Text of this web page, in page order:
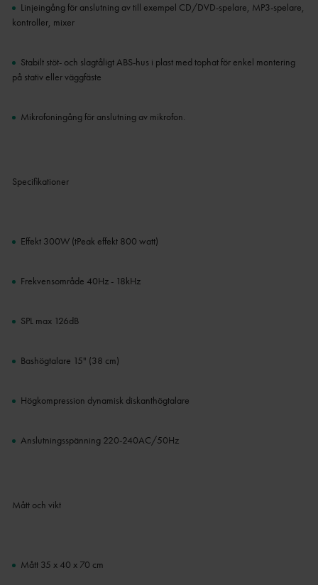
Linjeingång för anslutning av till exempel CD/DVD-spelare, MP3-spelare,
kontroller, mixer
Stabilt stöt- och slagtåligt ABS-hus i plast med tophat för enkel montering
på stativ eller väggfäste
Mikrofoningång för anslutning av mikrofon.
Specifikationer
Effekt 300W (tPeak effekt 800 watt)
Frekvensområde 40Hz - 18kHz
SPL max 126dB
Bashögtalare 15" (38 cm)
Högkompression dynamisk diskanthögtalare
Anslutningsspänning 220-240AC/50Hz
Mått och vikt
Mått 35 x 40 x 70 cm